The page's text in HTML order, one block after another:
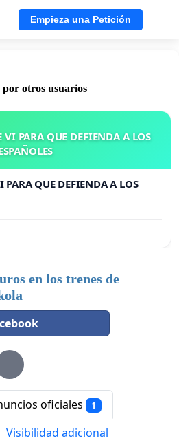
Empieza una Petición
por otros usuarios
VI PARA QUE DEFIENDA A LOS
PARA QUE DEFIENDA A LOS
en los trenes de
oficiales 1
Visibilidad adicional